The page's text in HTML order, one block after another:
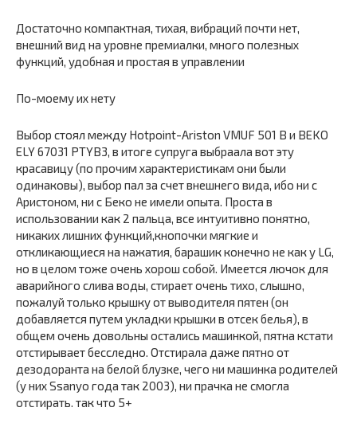
Достаточно компактная, тихая, вибраций почти нет,
внешний вид на уровне премиалки, много полезных
функций, удобная и простая в управлении
По-моему их нету
Выбор стоял между Hotpoint-Ariston VMUF 501 B и BEKO
ELY 67031 PTYB3, в итоге супруга выбраала вот эту
красавицу (по прочим характеристикам они были
одинаковы), выбор пал за счет внешнего вида, ибо ни с
Аристоном, ни с Беко не имели опыта. Проста в
использовании как 2 пальца, все интуитивно понятно,
никаких лишних функций,кнопочки мягкие и
откликающиеся на нажатия, барашик конечно не как у LG,
но в целом тоже очень хорош собой. Имеется лючок для
аварийного слива воды, стирает очень тихо, слышно,
пожалуй только крышку от выводителя пятен (он
добавляется путем укладки крышки в отсек белья), в
общем очень довольны остались машинкой, пятна кстати
отстирывает бесследно. Отстирала даже пятно от
дезодоранта на белой блузке, чего ни машинка родителей
(у них Ssanyo года так 2003), ни прачка не смогла
отстирать. так что 5+